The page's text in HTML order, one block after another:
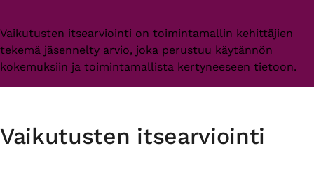
Vaikutusten itsearviointi on toimintamallin kehittäjien
tekemä jäsennelty arvio, joka perustuu käytännön
kokemuksiin ja toimintamallista kertyneeseen tietoon.
Vaikutusten itsearviointi